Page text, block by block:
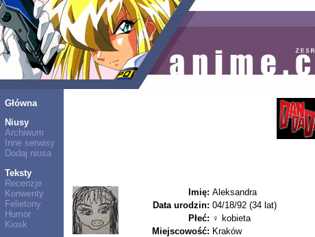
Główna
Niusy
Archiwum
Inne serwisy
Dodaj niusa
Teksty
Recenzje
Konwenty
Felietony
Humor
Kiosk
Imię: Aleksandra
Data urodzin: 04/18/92 (34 lat)
Płeć: ♀ kobieta
Miejscowość: Kraków